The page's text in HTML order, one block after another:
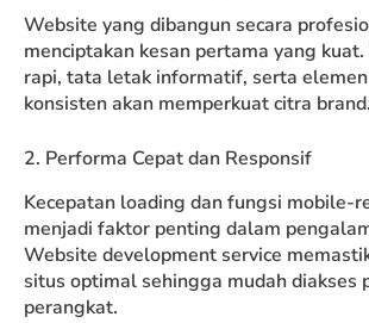
Website yang dibangun secara
menciptakan kesan pertama yang
rapi, tata letak informatif, serta
konsisten akan memperkuat citra brand.
2. Performa Cepat dan Responsif
Kecepatan loading dan fungsi mobile-
menjadi faktor penting dalam
Website development service
situs optimal sehingga mudah diakses
perangkat.